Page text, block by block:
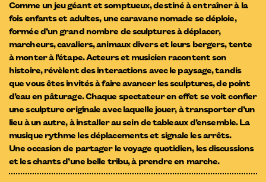
Comme un jeu géant et somptueux, destiné à entraîner à la
fois enfants et adultes, une caravane nomade se déploie,
formée d’un grand nombre de sculptures à déplacer,
marcheurs, cavaliers, animaux divers et leurs bergers, tente
à monter à l’étape. Acteurs et musicien racontent son
histoire, révèlent des interactions avec le paysage, tandis
que vous êtes invités à faire avancer les sculptures, de point
d’eau en pâturage. Chaque spectateur en effet se voit confier
une sculpture originale avec laquelle jouer, à transporter d’un
lieu à un autre, à installer au sein de tableaux d’ensemble. La
musique rythme les déplacements et signale les arrêts.
Une occasion de partager le voyage quotidien, les discussions
et les chants d’une belle tribu, à prendre en marche.